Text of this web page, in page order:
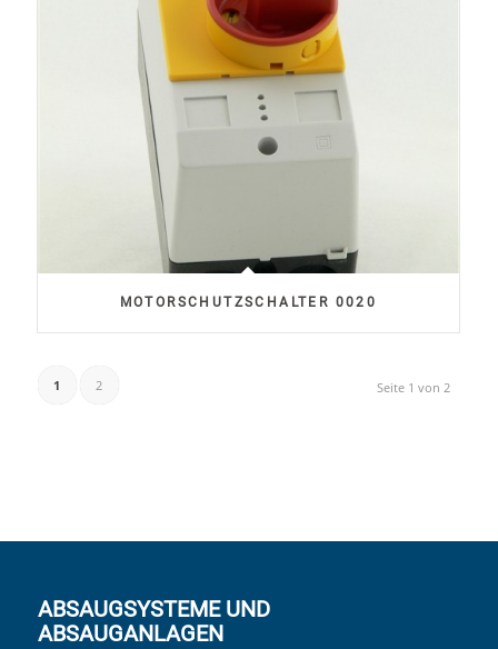
MOTORSCHUTZSCHALTER 0020
Seite 1 von 2
1 2
ABSAUGSYSTEME UND
ABSAUGANLAGEN